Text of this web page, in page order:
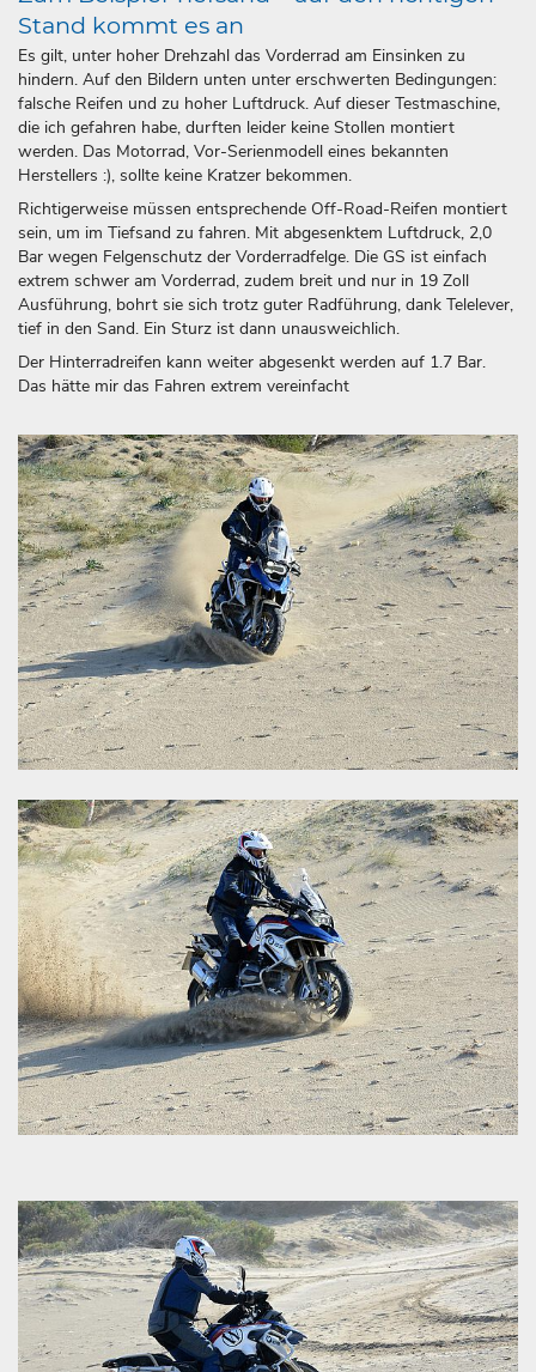
Stand kommt es an
Es gilt, unter hoher Drehzahl das Vorderrad am Einsinken zu
hindern. Auf den Bildern unten unter erschwerten Bedingungen:
falsche Reifen und zu hoher Luftdruck. Auf dieser Testmaschine,
die ich gefahren habe, durften leider keine Stollen montiert
werden. Das Motorrad, Vor-Serienmodell eines bekannten
Herstellers :), sollte keine Kratzer bekommen.
Richtigerweise müssen entsprechende Off-Road-Reifen montiert
sein, um im Tiefsand zu fahren. Mit abgesenktem Luftdruck, 2,0
Bar wegen Felgenschutz der Vorderradfelge. Die GS ist einfach
extrem schwer am Vorderrad, zudem breit und nur in 19 Zoll
Ausführung, bohrt sie sich trotz guter Radführung, dank Telelever,
tief in den Sand. Ein Sturz ist dann unausweichlich.
Der Hinterradreifen kann weiter abgesenkt werden auf 1.7 Bar.
Das hätte mir das Fahren extrem vereinfacht